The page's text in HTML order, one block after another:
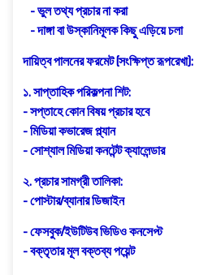
- ভুল তথ্য প্রচার না করা
- দাঙ্গা বা উস্কানিমূলক কিছু এড়িয়ে চলা
দায়িত্ব পালনের ফরমেট (সংক্ষিপ্ত রূপরেখা):
১. সাপ্তাহিক পরিকল্পনা শিট:
- সপ্তাহে কোন বিষয় প্রচার হবে
- মিডিয়া কভারেজ প্ল্যান
- সোশ্যাল মিডিয়া কনটেন্ট ক্যালেন্ডার
২. প্রচার সামগ্রী তালিকা:
- পোস্টার/ব্যানার ডিজাইন
- ফেসবুক/ইউটিউব ভিডিও কনসেপ্ট
- বক্তৃতার মূল বক্তব্য পয়েন্ট